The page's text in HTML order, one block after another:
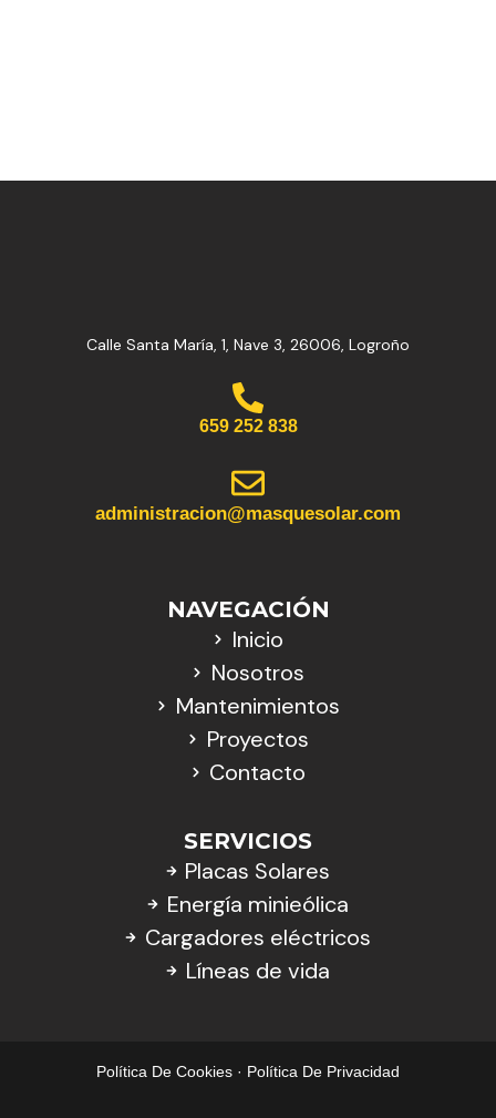
Calle Santa María, 1, Nave 3, 26006, Logroño
659 252 838
administracion@masquesolar.com
NAVEGACIÓN
Inicio
Nosotros
Mantenimientos
Proyectos
Contacto
SERVICIOS
Placas Solares
Energía minieólica
Cargadores eléctricos
Líneas de vida
Política De Cookies · Política De Privacidad